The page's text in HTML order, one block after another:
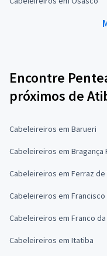
Encontre
próximos de
Cabeleireiros em Barueri
Cabeleireiros em Bragança
Cabeleireiros em Ferraz de
Cabeleireiros em
Cabeleireiros em Franco da
Cabeleireiros em Itatiba